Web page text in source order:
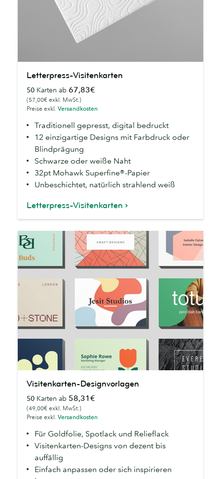
Visitenkarten
Letterpress-Visitenkarten
50 Karten ab 67,83€
(57,00€ exkl. MwSt.)
Preise exkl. Versandkosten
Traditionell gepresst, digital bedruckt
12 einzigartige Designs mit Farbdruck oder
Blindprägung
Schwarze oder weiße Naht
32pt Mohawk Superfine®-Papier
Unbeschichtet, natürlich strahlend weiß
Letterpress-Visitenkarten
Designvorlagen
Visitenkarten-Designvorlagen
50 Karten ab 58,31€
(49,00€ exkl. MwSt.)
Preise exkl. Versandkosten
Für Goldfolie, Spotlack und Relieflack
Visitenkarten-Designs von dezent bis
auffällig
Einfach anpassen oder sich inspirieren